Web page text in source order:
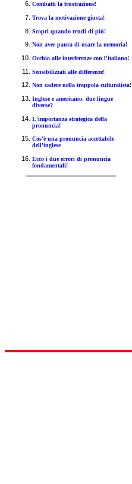
Combatti la frustrazione!
Trova la motivazione giusta!
Scopri quando rendi di più!
Non aver paura di usare la memoria!
Occhio alle interferenze con l'italiano!
Sensibilizzati alle differenze!
Non cadere nella trappola culturalista!
Inglese e americano, due lingue
diverse?
L'importanza strategica della
pronuncia!
Cos'è una pronuncia accettabile
dell'inglese
Ecco i due errori di pronuncia
fondamentali!